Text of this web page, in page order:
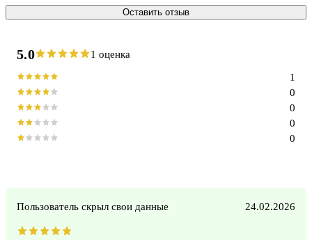
Оставить отзыв
5.0 1 оценка
0
0
0
0
1
Пользователь скрыл свои данные 24.02.2026